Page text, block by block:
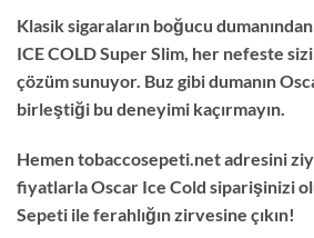
Klasik sigaraların boğucu
ICE COLD Super Slim, her nefeste
çözüm sunuyor. Buz gibi dumanın
birleştiği bu deneyimi kaçırmayın.
Hemen tobaccosepeti.net adresini
fiyatlarla Oscar Ice Cold siparişinizi
Sepeti ile ferahlığın zirvesine çıkın!